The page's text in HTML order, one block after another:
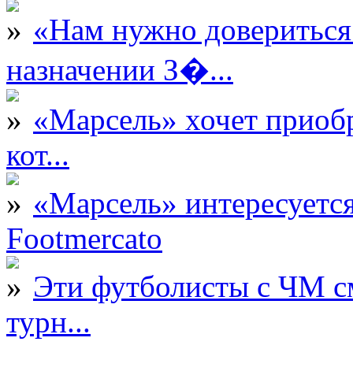
«Нам нужно
назначении З�...
«Марсель» хочет
кот...
«Марсель»
Footmercato
Эти футболисты с ЧМ
турн...